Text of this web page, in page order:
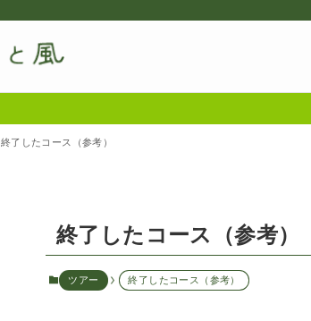
終了したコース（参考）
終了したコース（参考）
ツアー 終了したコース（参考）